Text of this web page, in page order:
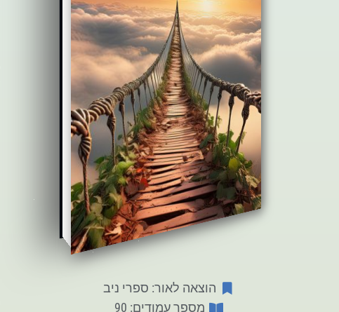
הוצאה לאור: ספרי ניב
מספר עמודים: 90